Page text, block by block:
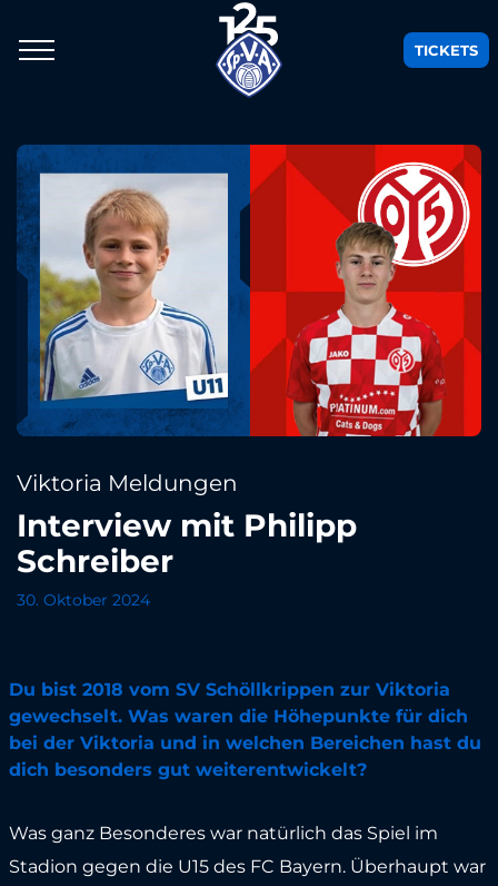
TICKETS
Viktoria Meldungen
Interview mit Philipp
Schreiber
30. Oktober 2024
Du bist 2018 vom SV Schöllkrippen zur Viktoria
gewechselt. Was waren die Höhepunkte für dich
bei der Viktoria und in welchen Bereichen hast du
dich besonders gut weiterentwickelt?
Was ganz Besonderes war natürlich das Spiel im
Stadion gegen die U15 des FC Bayern. Überhaupt war